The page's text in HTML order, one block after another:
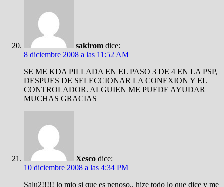
sakirom dice:
8 diciembre 2008 a las 11:52 AM
SE ME KDA PILLADA EN EL PASO 3 DE 4 EN LA PSP,
DESPUES DE SELECCIONAR LA CONEXION Y EL
CONTROLADOR. ALGUIEN ME PUEDE AYUDAR
MUCHAS GRACIAS
Xesco dice:
10 diciembre 2008 a las 4:34 PM
Salu2!!!!! lo mio si que es penoso.. hize todo lo que dice y me